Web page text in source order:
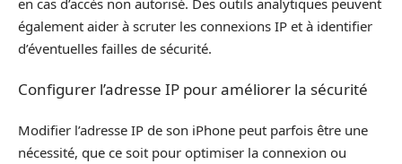
également aider à scruter les connexions IP et à identifier
d’éventuelles failles de sécurité.
Configurer l’adresse IP pour améliorer la sécurité
Modifier l’adresse IP de son iPhone peut parfois être une
nécessité, que ce soit pour optimiser la connexion ou